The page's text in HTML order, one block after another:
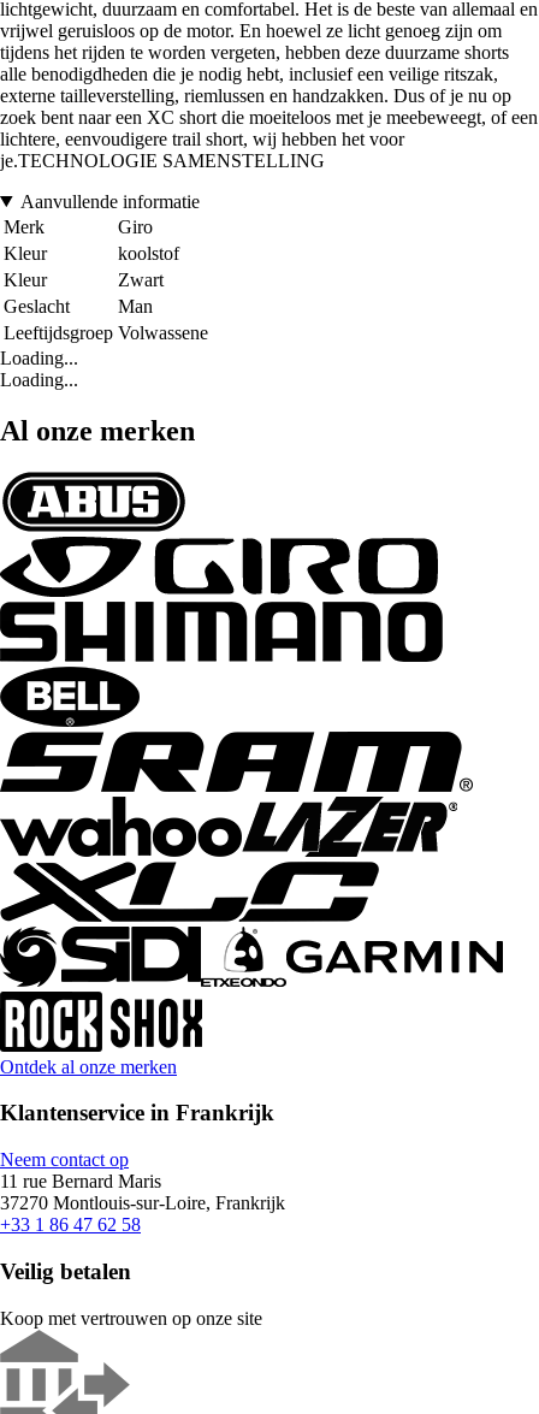
lichtgewicht, duurzaam en comfortabel. Het is de beste van allemaal en
vrijwel geruisloos op de motor. En hoewel ze licht genoeg zijn om
tijdens het rijden te worden vergeten, hebben deze duurzame shorts
alle benodigdheden die je nodig hebt, inclusief een veilige ritszak,
externe tailleverstelling, riemlussen en handzakken. Dus of je nu op
zoek bent naar een XC short die moeiteloos met je meebeweegt, of een
lichtere, eenvoudigere trail short, wij hebben het voor
je.TECHNOLOGIE SAMENSTELLING
Aanvullende informatie
Merk
Giro
Kleur
koolstof
Kleur
Zwart
Geslacht
Man
Leeftijdsgroep Volwassene
Loading...
Loading...
Al onze merken
Ontdek al onze merken
Klantenservice in Frankrijk
Neem contact op
11 rue Bernard Maris
37270 Montlouis-sur-Loire, Frankrijk
+33 1 86 47 62 58
Veilig betalen
Koop met vertrouwen op onze site